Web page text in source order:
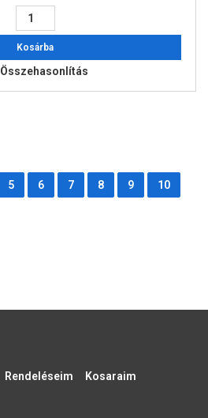
Kosárba
Összehasonlítás
5 6 7 8 9 10
Rendeléseim
Kosaraim